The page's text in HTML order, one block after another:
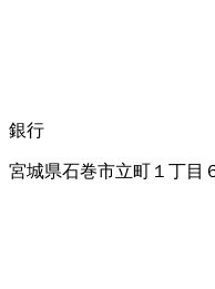
銀行
宮城県石巻市立町１丁目